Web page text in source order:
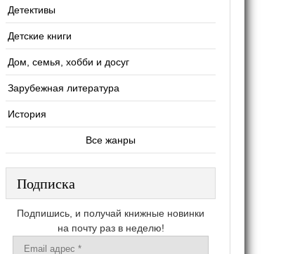
Детективы
Детские книги
Дом, семья, хобби и досуг
Зарубежная литература
История
Все жанры
Подписка
Подпишись, и получай книжные новинки
на почту раз в неделю!